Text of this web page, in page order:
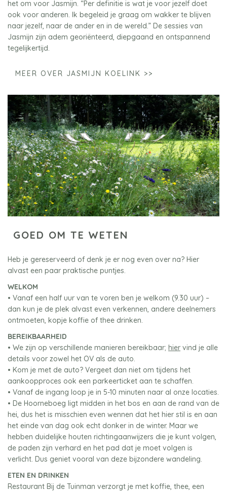
het om voor Jasmijn. “Per definitie is wat je voor jezelf doet
ook voor anderen. Ik begeleid je graag om wakker te blijven
naar jezelf, naar de ander en in de wereld.” De sessies van
Jasmijn zijn adem georiënteerd, diepgaand en ontspannend
tegelijkertijd.
MEER OVER JASMIJN KOELINK >>
GOED OM TE WETEN
Heb je gereserveerd of denk je er nog even over na? Hier
alvast een paar praktische puntjes.
WELKOM
• Vanaf een half uur van te voren ben je welkom (9.30 uur) –
dan kun je de plek alvast even verkennen, andere deelnemers
ontmoeten, kopje koffie of thee drinken.
BEREIKBAARHEID
• We zijn op verschillende manieren bereikbaar; hier vind je alle
details voor zowel het OV als de auto.
• Kom je met de auto? Vergeet dan niet om tijdens het
aankoopproces ook een parkeerticket aan te schaffen.
• Vanaf de ingang loop je in 5-10 minuten naar al onze locaties.
• De Hoorneboeg ligt midden in het bos en aan de rand van de
hei, dus het is misschien even wennen dat het hier stil is en aan
het einde van dag ook echt donker in de winter. Maar we
hebben duidelijke houten richtingaanwijzers die je kunt volgen,
de paden zijn verhard en het pad dat je moet volgen is
verlicht. Dus geniet vooral van deze bijzondere wandeling.
ETEN EN DRINKEN
Restaurant Bij de Tuinman verzorgt je met koffie, thee, een